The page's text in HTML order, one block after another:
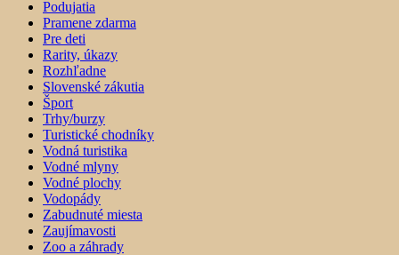
Podujatia
Pramene zdarma
Pre deti
Rarity, úkazy
Rozhľadne
Slovenské zákutia
Šport
Trhy/burzy
Turistické chodníky
Vodná turistika
Vodné mlyny
Vodné plochy
Vodopády
Zabudnuté miesta
Zaujímavosti
Zoo a záhrady